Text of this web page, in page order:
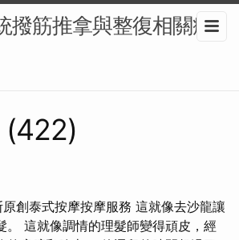
撥筋推拿與整復相關療
(422)
創泰式按摩按摩服務 這就像去沙龍讓
。 這就像調情的理髮師變得頑皮，經